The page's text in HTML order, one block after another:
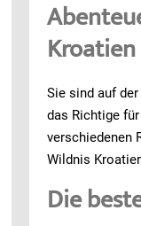
Kroatien
Sie sind auf
das Richtige
verschiedenen
Wildnis
Die